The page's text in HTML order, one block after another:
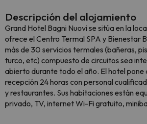
Descripción del alojamiento
Grand Hotel Bagni Nuovi se sitúa en la
ofrece el Centro Termal SPA y Bienestar
más de 30 servicios termales (bañeras,
turco, etc) compuesto de circuitos sea
abierto durante todo el año. El hotel pone
recepción 24 horas con personal
y restaurantes. Sus habitaciones están
privado, TV, internet Wi-Fi gratuito,